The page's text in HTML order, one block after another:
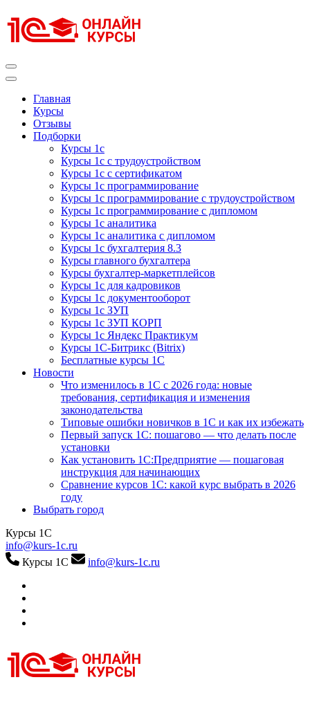
к
содержимому
Главная
Курсы
Отзывы
Подборки
Курсы 1с
Курсы 1с с трудоустройством
Курсы 1с с сертификатом
Курсы 1с программирование
Курсы 1с программирование с трудоустройством
Курсы 1с программирование с дипломом
Курсы 1с аналитика
Курсы 1с аналитика с дипломом
Курсы 1с бухгалтерия 8.3
Курсы главного бухгалтера
Курсы бухгалтер-маркетплейсов
Курсы 1с для кадровиков
Курсы 1с документооборот
Курсы 1с ЗУП
Курсы 1с ЗУП КОРП
Курсы 1с Яндекс Практикум
Курсы 1С-Битрикс (Bitrix)
Бесплатные курсы 1С
Новости
Что изменилось в 1С с 2026 года: новые
требования, сертификация и изменения
законодательства
Типовые ошибки новичков в 1С и как их избежать
Первый запуск 1С: пошагово — что делать после
установки
Как установить 1С:Предприятие — пошаговая
инструкция для начинающих
Сравнение курсов 1С: какой курс выбрать в 2026
году
Выбрать город
Курсы 1С
info@kurs-1c.ru
Курсы 1С
info@kurs-1c.ru